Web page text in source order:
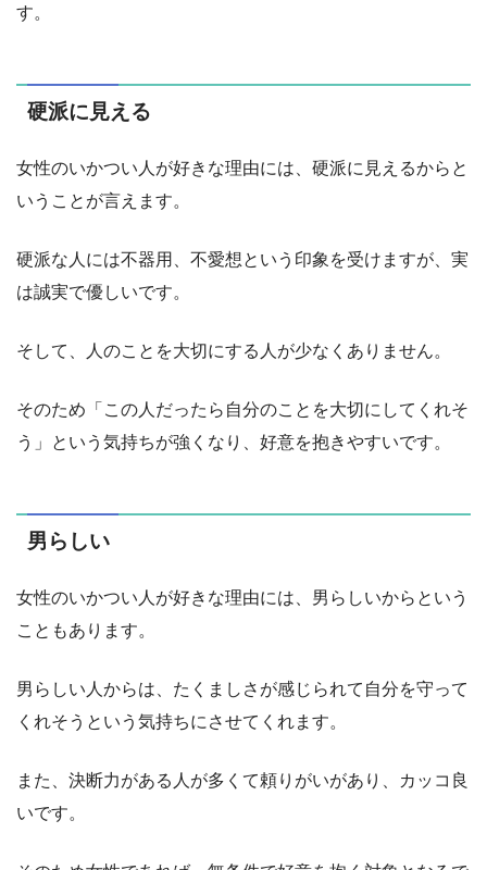
す。
硬派に見える
女性のいかつい人が好きな理由には、硬派に見えるからと
いうことが言えます。
硬派な人には不器用、不愛想という印象を受けますが、実
は誠実で優しいです。
そして、人のことを大切にする人が少なくありません。
そのため「この人だったら自分のことを大切にしてくれそ
う」という気持ちが強くなり、好意を抱きやすいです。
男らしい
女性のいかつい人が好きな理由には、男らしいからという
こともあります。
男らしい人からは、たくましさが感じられて自分を守って
くれそうという気持ちにさせてくれます。
また、決断力がある人が多くて頼りがいがあり、カッコ良
いです。